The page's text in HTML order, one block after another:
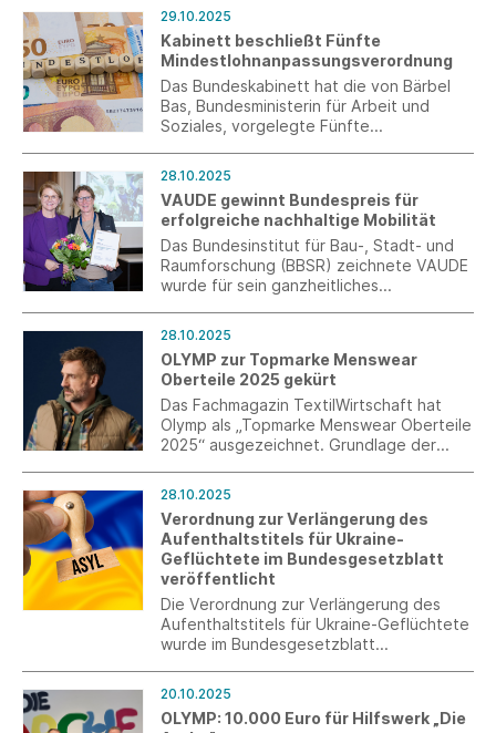
29.10.2025
Kabinett beschließt Fünfte
Mindestlohnanpassungsverordnung
Das Bundeskabinett hat die von Bärbel
Bas, Bundesministerin für Arbeit und
Soziales, vorgelegte Fünfte
Mindestlohn zum 1.1.2026 zunächst auf
13,90 € brutto je Zeitstunde angehoben
und steigt in einem weiteren Schritt zum
1.1.2027 auf 14,60 €.
28.10.2025
VAUDE gewinnt Bundespreis für
erfolgreiche nachhaltige Mobilität
Das Bundesinstitut für Bau-, Stadt- und
Raumforschung (BBSR) zeichnete VAUDE
wurde für sein ganzheitliches
„Arbeitswege gestalten. Mobil in
ländlichen Räumen“ aus.
28.10.2025
OLYMP zur Topmarke Menswear
Oberteile 2025 gekürt
Das Fachmagazin TextilWirtschaft hat
Olymp als „Topmarke Menswear Oberteile
2025“ ausgezeichnet. Grundlage der
unter 32 zentralen Marken des deutschen
Männermode-Marktes geprüft wurde.
28.10.2025
Verordnung zur Verlängerung des
Aufenthaltstitels für Ukraine-
Geflüchtete im Bundesgesetzblatt
veröffentlicht
Die Verordnung zur Verlängerung des
Aufenthaltstitels für Ukraine-Geflüchtete
wurde im Bundesgesetzblatt
noch gültigen Aufenthaltserlaubnisse bis
zum 4. März 2027 fortgelten.
20.10.2025
OLYMP: 10.000 Euro für Hilfswerk „Die